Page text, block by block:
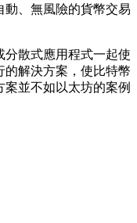
、無風險的貨幣交易
散式應用程式一起使
的解決方案，使比特幣
並不如以太坊的案例